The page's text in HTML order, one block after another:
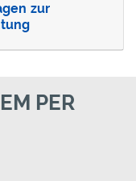
zur
PER